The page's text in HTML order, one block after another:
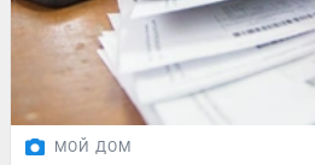
МОЙ ДОМ